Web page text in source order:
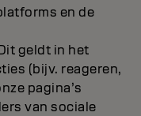
en de
geldt in het
(bijv. reageren,
pagina’s
van sociale